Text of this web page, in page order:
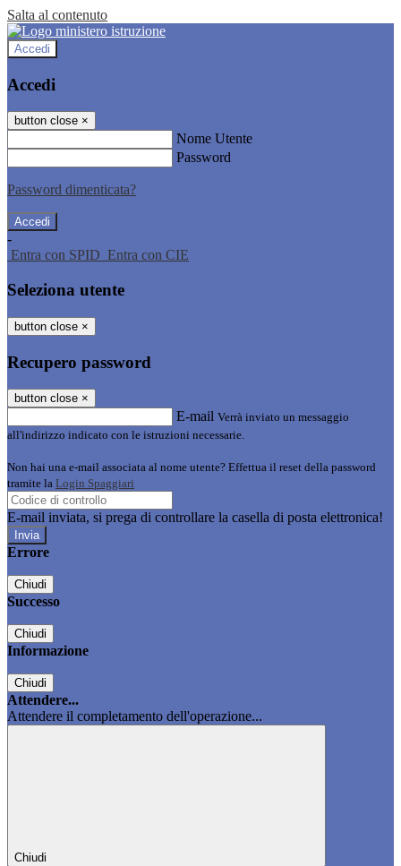
Salta al contenuto
Accedi
Accedi
button close ×
Nome Utente
Password
Password dimenticata?
-
Entra con SPID Entra con CIE
Seleziona utente
button close ×
Recupero password
button close ×
E-mail Verrà inviato un messaggio
all'indirizzo indicato con le istruzioni necessarie.
Non hai una e-mail associata al nome utente? Effettua il reset della password
tramite la Login Spaggiari
E-mail inviata, si prega di controllare la casella di posta elettronica!
Errore
Chiudi
Successo
Chiudi
Informazione
Chiudi
Attendere...
Attendere il completamento dell'operazione...
Chiudi